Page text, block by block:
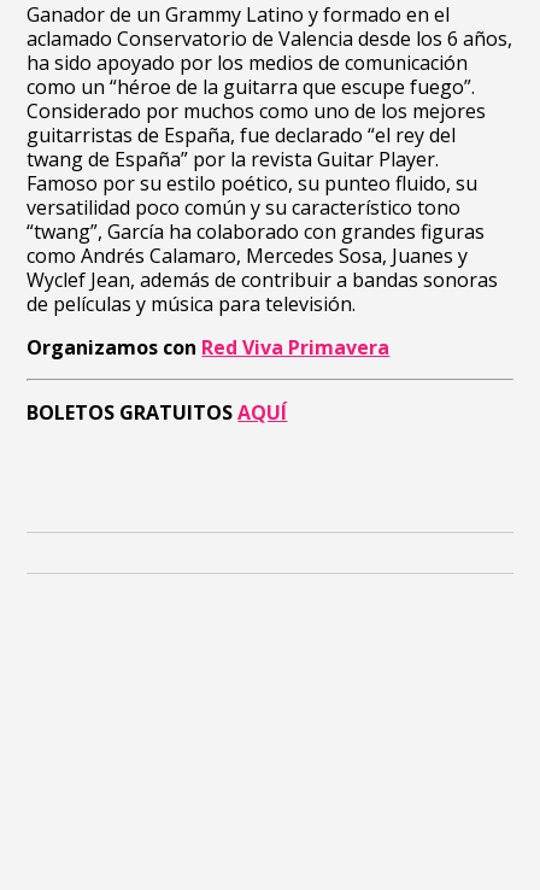
Ganador de un Grammy Latino y formado en el
aclamado Conservatorio de Valencia desde los 6 años,
ha sido apoyado por los medios de comunicación
como un “héroe de la guitarra que escupe fuego”.
Considerado por muchos como uno de los mejores
guitarristas de España, fue declarado “el rey del
twang de España” por la revista Guitar Player.
Famoso por su estilo poético, su punteo fluido, su
versatilidad poco común y su característico tono
“twang”, García ha colaborado con grandes figuras
como Andrés Calamaro, Mercedes Sosa, Juanes y
Wyclef Jean, además de contribuir a bandas sonoras
de películas y música para televisión.
Organizamos con Red Viva Primavera
BOLETOS GRATUITOSAQUÍ